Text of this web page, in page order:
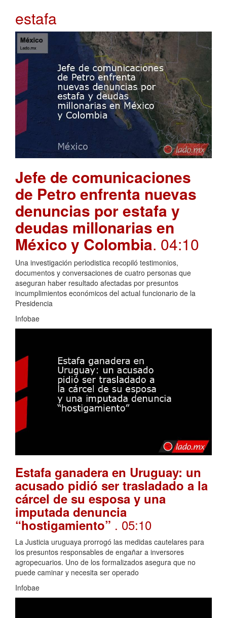
estafa
Jefe de comunicaciones
de Petro enfrenta nuevas
denuncias por estafa y
deudas millonarias en
México y Colombia. 04:10
Una investigación periodistica recopiló testimonios,
documentos y conversaciones de cuatro personas que
aseguran haber resultado afectadas por presuntos
incumplimientos económicos del actual funcionario de la
Presidencia
Infobae
Estafa ganadera en Uruguay: un
acusado pidió ser trasladado a la
cárcel de su esposa y una
imputada denuncia
“hostigamiento” . 05:10
La Justicia uruguaya prorrogó las medidas cautelares para
los presuntos responsables de engañar a inversores
agropecuarios. Uno de los formalizados asegura que no
puede caminar y necesita ser operado
Infobae